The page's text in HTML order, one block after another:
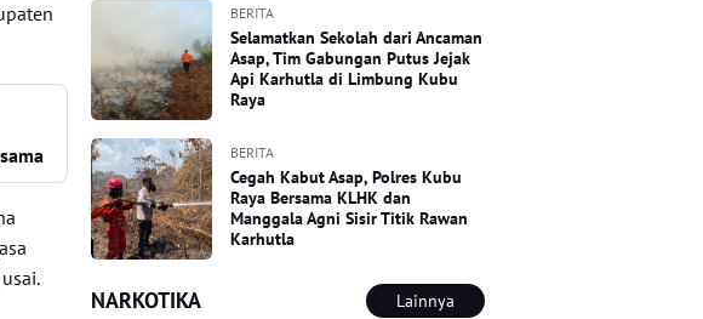
BERITA
Selamatkan Sekolah dari Ancaman
Asap, Tim Gabungan Putus Jejak
Api Karhutla di Limbung Kubu
Raya
BERITA
Cegah Kabut Asap, Polres Kubu
Raya Bersama KLHK dan
Manggala Agni Sisir Titik Rawan
Karhutla
NARKOTIKA Lainnya